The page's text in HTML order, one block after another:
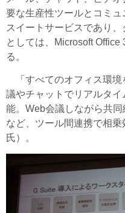
要な生産性ツールとコミ
スイートサービスであり
としては、Microsoft
る。
「すべてのオフィス環境
議やチャットでリアルタ
能。Web会議しながら共
など、ツール間連携で相
氏）。